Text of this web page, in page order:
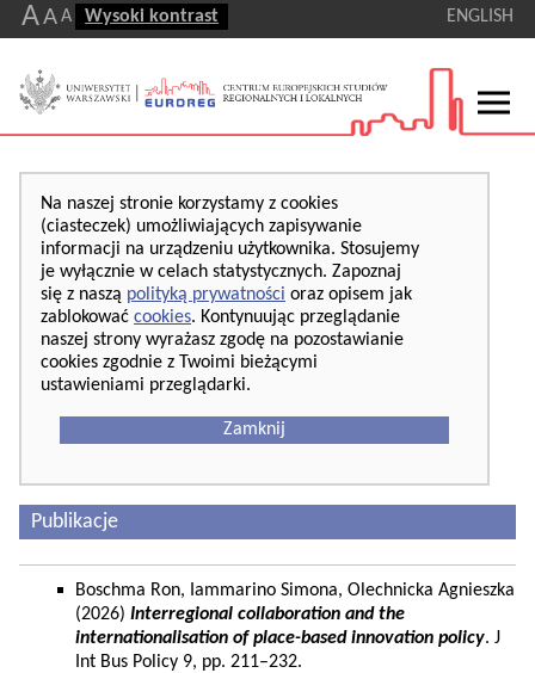
AA A Wysoki kontrast ENGLISH
Na naszej stronie korzystamy z cookies
(ciasteczek) umożliwiających zapisywanie
informacji na urządzeniu użytkownika. Stosujemy
je wyłącznie w celach statystycznych. Zapoznaj
się z naszą polityką prywatności oraz opisem jak
zablokować cookies. Kontynuując przeglądanie
naszej strony wyrażasz zgodę na pozostawianie
cookies zgodnie z Twoimi bieżącymi
ustawieniami przeglądarki.
Zamknij
Publikacje
Boschma Ron, Iammarino Simona, Olechnicka Agnieszka
(2026) Interregional collaboration and the
internationalisation of place-based innovation policy. J
Int Bus Policy 9, pp. 211–232.